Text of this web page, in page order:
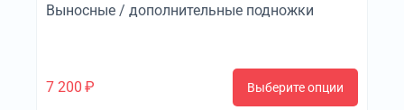
Выносные / дополнительные подножки
7 200 ₽ Выберите опции